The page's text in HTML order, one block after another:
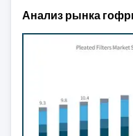
Анализ рынка